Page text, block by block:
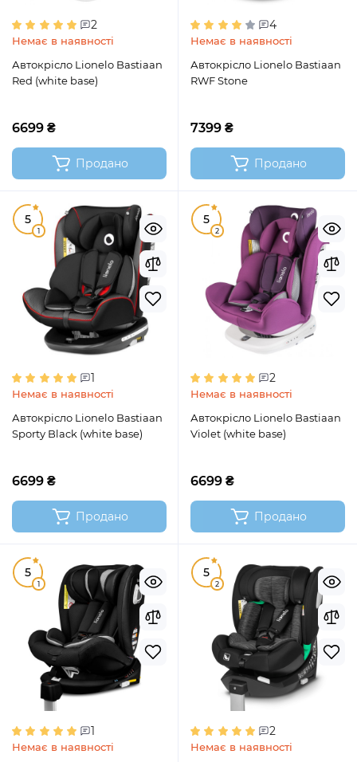
2
Немає в наявності
Автокрісло Lionelo Bastiaan
Red (white base)
6699 ₴
Продано
4
Немає в наявності
Автокрісло Lionelo Bastiaan
RWF Stone
7399 ₴
Продано
5
1
1
Немає в наявності
Автокрісло Lionelo Bastiaan
Sporty Black (white base)
6699 ₴
Продано
5
2
2
Немає в наявності
Автокрісло Lionelo Bastiaan
Violet (white base)
6699 ₴
Продано
5
1
1
Немає в наявності
5
2
2
Немає в наявності